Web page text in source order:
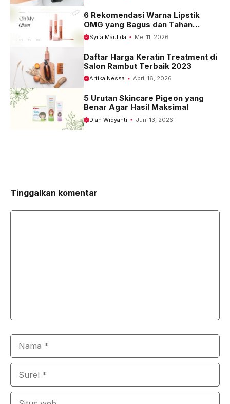
6 Rekomendasi Warna Lipstik
OMG yang Bagus dan Tahan
Seharian
Syifa Maulida Mei 11, 2026
Daftar Harga Keratin Treatment di
Salon Rambut Terbaik 2023
Artika Nessa April 16, 2026
5 Urutan Skincare Pigeon yang
Benar Agar Hasil Maksimal
Dian Widyanti Juni 13, 2026
Tinggalkan komentar